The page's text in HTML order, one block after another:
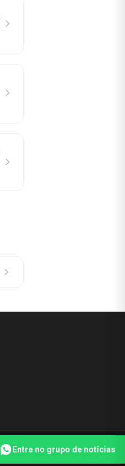
Entre no grupo de notícias